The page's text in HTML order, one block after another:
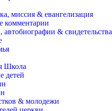
миссия & евангелизация
комментарии
автобиографии & свидетельства
Школа
детей
& молодежи